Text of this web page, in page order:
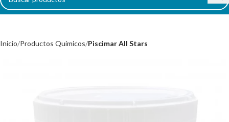
Inicio Productos Químicos Piscimar All Stars